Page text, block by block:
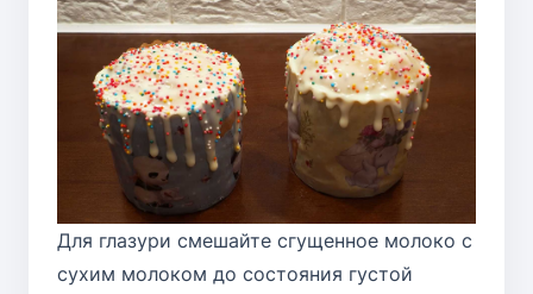
Для глазури смешайте сгущенное молоко с
сухим молоком до состояния густой